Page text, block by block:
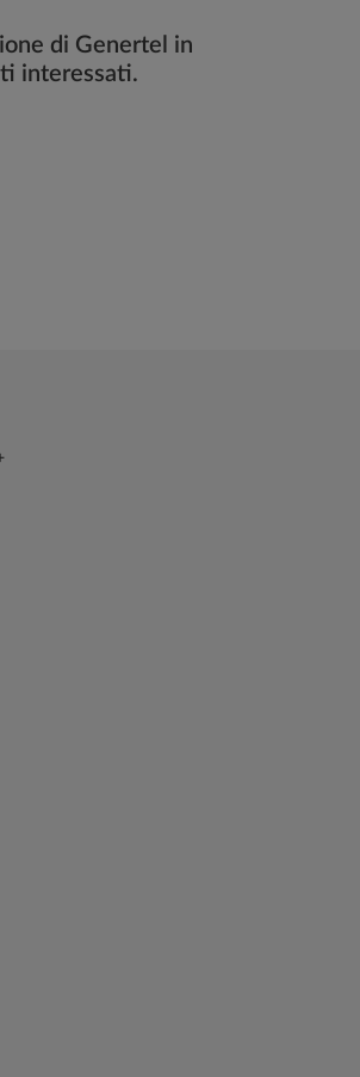
di Genertel in
interessati.